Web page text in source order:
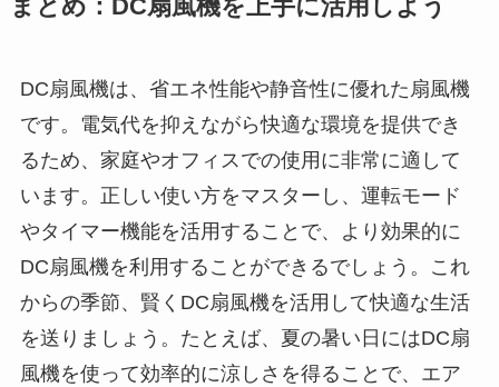
まとめ：DC扇風機を上手に活用しよう
DC扇風機は、省エネ性能や静音性に優れた扇風機
です。電気代を抑えながら快適な環境を提供でき
るため、家庭やオフィスでの使用に非常に適して
います。正しい使い方をマスターし、運転モード
やタイマー機能を活用することで、より効果的に
DC扇風機を利用することができるでしょう。これ
からの季節、賢くDC扇風機を活用して快適な生活
を送りましょう。たとえば、夏の暑い日にはDC扇
風機を使って効率的に涼しさを得ることで、エア